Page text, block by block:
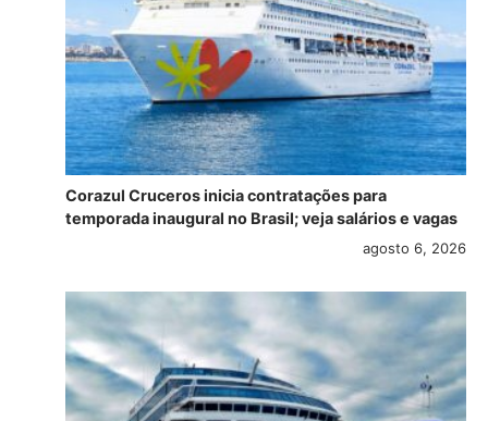
Corazul Cruceros inicia contratações para
temporada inaugural no Brasil; veja salários e vagas
agosto 6, 2026